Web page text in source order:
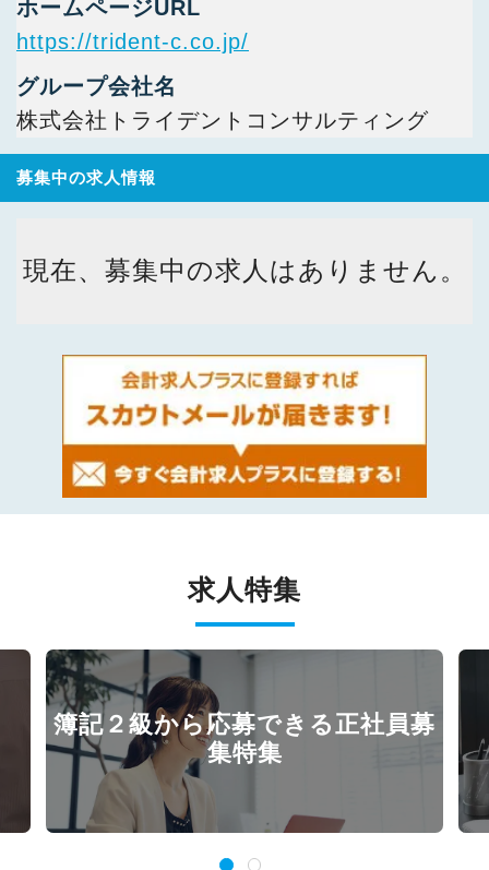
ホームページURL
https://trident-c.co.jp/
グループ会社名
株式会社トライデントコンサルティング
募集中の求人情報
現在、募集中の求人はありません。
求人特集
簿記２級から応募できる正社員募
集特集